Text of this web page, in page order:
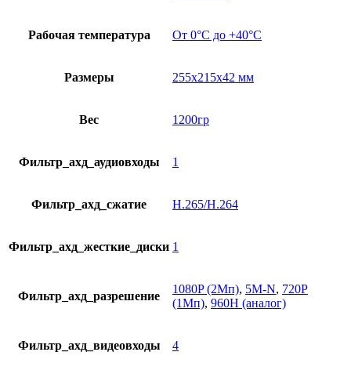
Рабочая температура От 0°С до +40°С
Размеры 255х215х42 мм
Вес 1200гр
Фильтр_ахд_аудиовходы 1
Фильтр_ахд_сжатие H.265/H.264
Фильтр_ахд_жесткие_диски 1
Фильтр_ахд_разрешение
1080P (2Мп), 5M-N, 720P
(1Мп), 960H (аналог)
Фильтр_ахд_видеовходы 4